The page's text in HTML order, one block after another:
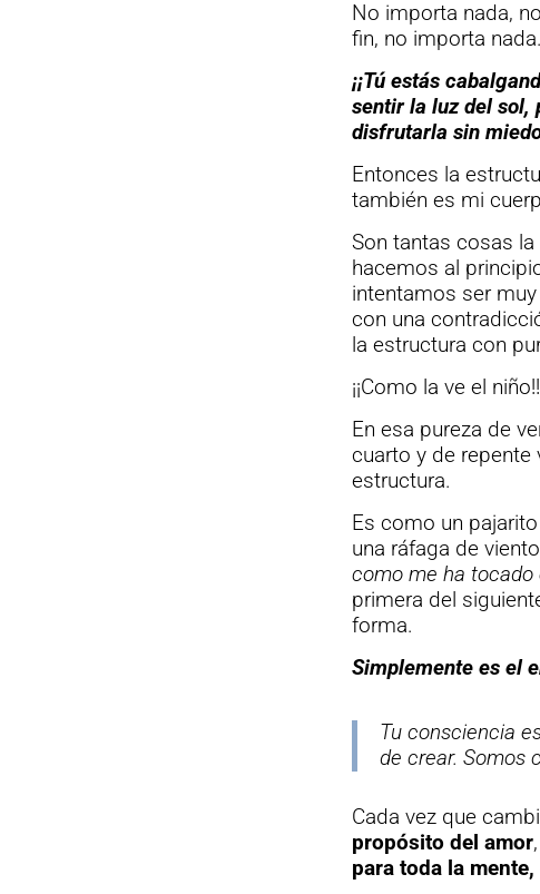
No importa nada,
fin, no importa nada.
¡¡Tú estás
sentir la luz del sol,
disfrutarla sin
Entonces la
también es mi
Son tantas cosas
hacemos al
intentamos ser
con una
la estructura con
¡¡Como la ve el
En esa pureza de
cuarto y de repente
estructura.
Es como un
una ráfaga de
como me ha tocado
primera del
forma.
Simplemente es el
Tu consciencia
de crear. Somos
Cada vez que
propósito del amor
para toda la mente,